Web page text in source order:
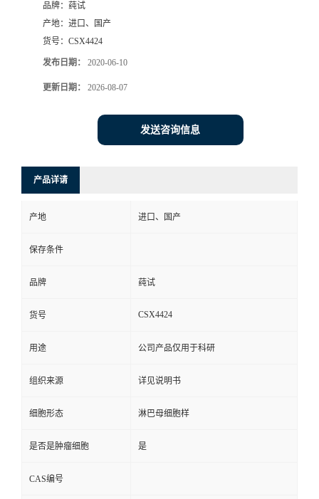
品牌： 莼试
产地： 进口、国产
货号： CSX4424
发布日期： 2020-06-10
更新日期： 2026-08-07
发送咨询信息
产品详请
产地 进口、国产
保存条件
品牌 莼试
货号 CSX4424
用途 公司产品仅用于科研
组织来源 详见说明书
细胞形态 淋巴母细胞样
是否是肿瘤细胞 是
CAS编号